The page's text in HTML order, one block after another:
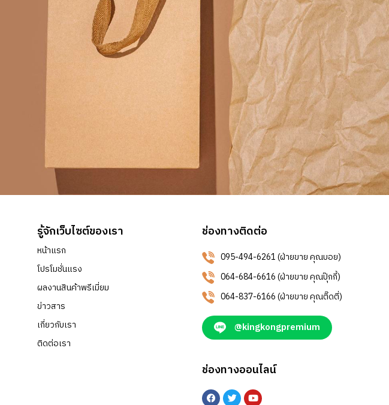
รู้จักเว็บไซต์ของเรา
หน้าแรก
โปรโมชั่นแรง
ผลงานสินค้าพรีเมี่ยม
ข่าวสาร
เกี่ยวกับเรา
ติดต่อเรา
ช่องทางติดต่อ
095-494-6261 (ฝ่ายขาย คุณบอย)
064-684-6616 (ฝ่ายขาย คุณปุ๊กกี้)
064-837-6166 (ฝ่ายขาย คุณติ๊ดตี่)
@kingkongpremium
ช่องทางออนไลน์